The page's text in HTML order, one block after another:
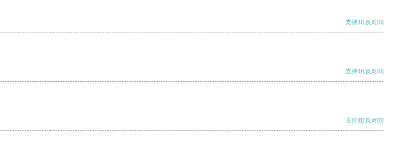
支持[0] 反对[0]
支持[0] 反对[0]
支持[0] 反对[0]